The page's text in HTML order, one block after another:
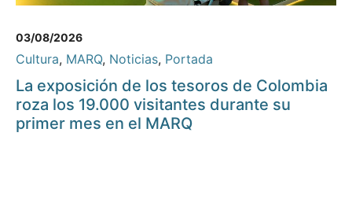
03/08/2026
Cultura, MARQ, Noticias, Portada
La exposición de los tesoros de Colombia
roza los 19.000 visitantes durante su
primer mes en el MARQ